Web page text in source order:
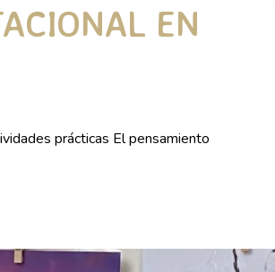
EN
prácticas El pensamiento